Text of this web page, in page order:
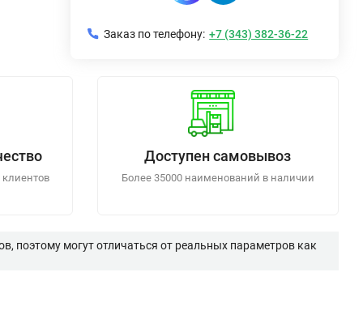
Заказ по телефону: +7 (343) 382-36-22
Доступен самовывоз
Более 35000 наименований в наличии
поэтому могут отличаться от реальных параметров как